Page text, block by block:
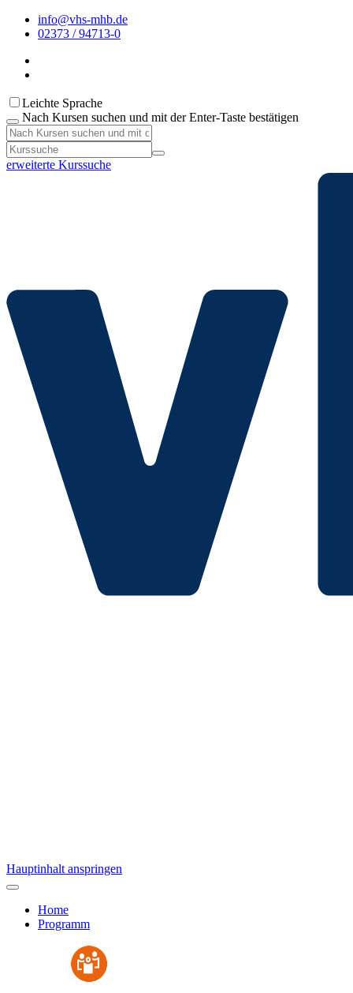
info@vhs-mhb.de
02373 / 94713-0
Leichte Sprache
Nach Kursen suchen und mit der Enter-Taste bestätigen
erweiterte Kurssuche
Hauptinhalt anspringen
Home
Programm